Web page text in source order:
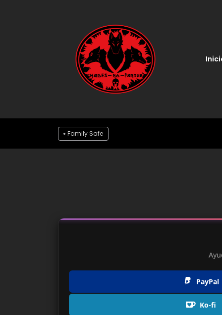
Family Safe
PayPal
Ko-fi